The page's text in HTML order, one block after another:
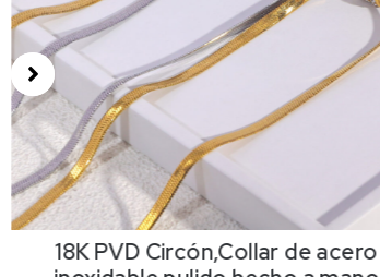
18K PVD Circón,Collar de acero